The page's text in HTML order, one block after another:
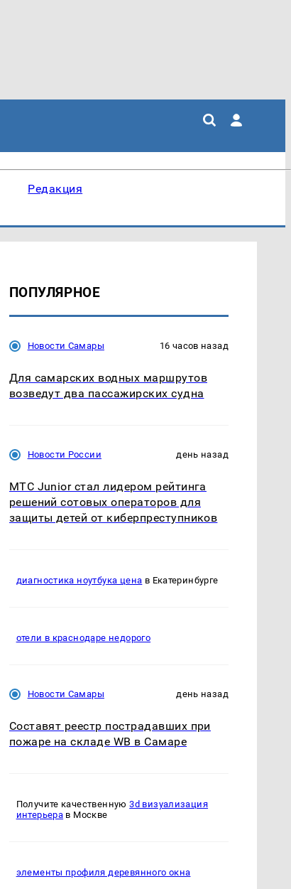
Редакция
ПОПУЛЯРНОЕ
Новости Самары 16 часов назад
Для самарских водных маршрутов
возведут два пассажирских судна
Новости России день назад
МТС Junior стал лидером рейтинга
решений сотовых операторов для
защиты детей от киберпреступников
диагностика ноутбука цена в Екатеринбурге
отели в краснодаре недорого
Новости Самары день назад
Составят реестр пострадавших при
пожаре на складе WB в Самаре
Получите качественную3d визуализация
интерьера в Москве
элементы профиля деревянного окна